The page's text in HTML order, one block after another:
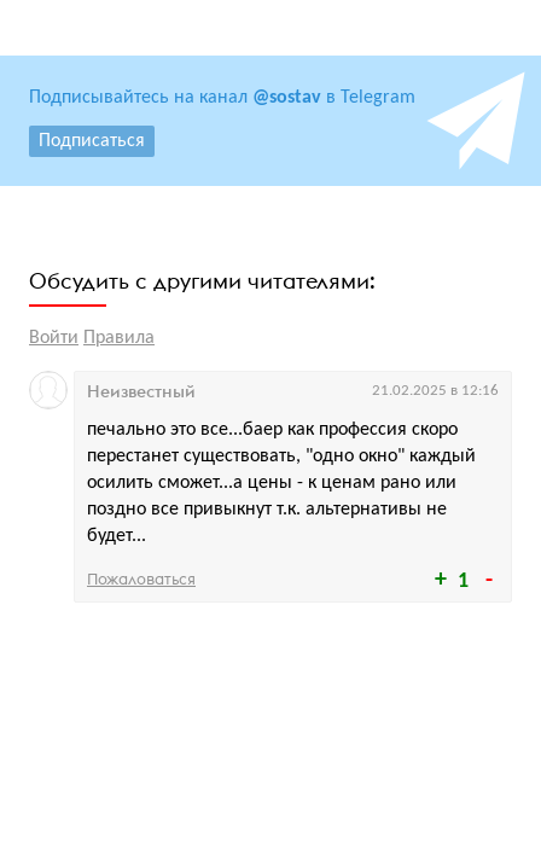
Подписывайтесь на канал @sostav в Telegram
Подписаться
Обсудить с другими читателями:
Войти Правила
1
печально это все...баер как профессия скоро
перестанет существовать, "одно окно" каждый
осилить сможет...а цены - к ценам рано или
поздно все привыкнут т.к. альтернативы не
будет...
Неизвестный 21.02.2025 в 12:16
Пожаловаться